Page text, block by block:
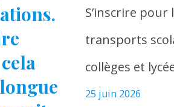
S’inscrire pour
transports
collèges et
25 juin 2026